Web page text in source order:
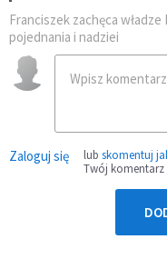
Franciszek zachęca
pojednania i nadziei
Zaloguj się lub skomentuj
Twój